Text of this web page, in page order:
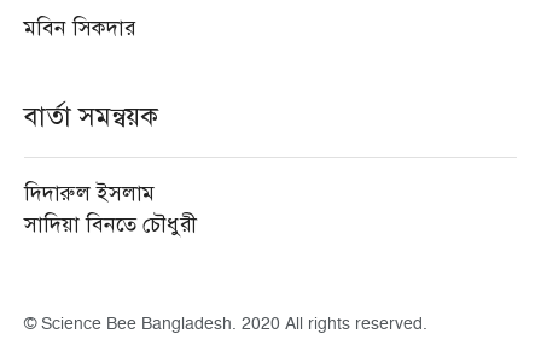
মবিন সিকদার
বার্তা সমন্বয়ক
দিদারুল ইসলাম
সাদিয়া বিনতে চৌধুরী
© Science Bee Bangladesh. 2020 All rights reserved.